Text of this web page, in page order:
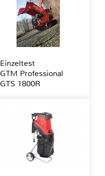
Einzeltest
GTM Professional
GTS 1800R